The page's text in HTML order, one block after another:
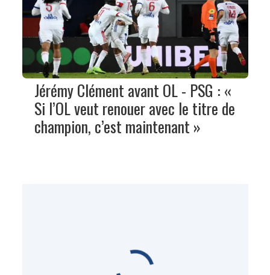
Jérémy Clément avant OL - PSG : «
Si l’OL veut renouer avec le titre de
champion, c’est maintenant »